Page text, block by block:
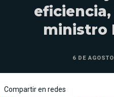
eficiencia,
ministro
6 DE
Compartir en redes